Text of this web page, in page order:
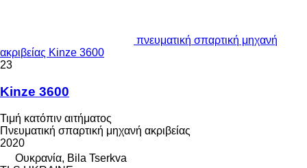
πνευματική σπαρτική μηχανή
ακριβείας Kinze 3600
23
Kinze 3600
Τιμή κατόπιν αιτήματος
Πνευματική σπαρτική μηχανή ακριβείας
2020
Ουκρανία, Bila Tserkva